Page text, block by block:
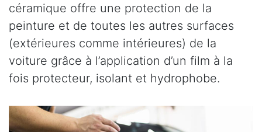
céramique offre une protection de la
peinture et de toutes les autres surfaces
(extérieures comme intérieures) de la
voiture grâce à l’application d’un film à la
fois protecteur, isolant et hydrophobe.